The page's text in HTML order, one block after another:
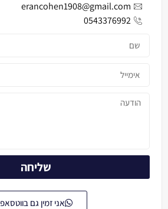
erancohen1908@gmail.com
0543376992
שליחה
אני זמין גם בווטסאפ